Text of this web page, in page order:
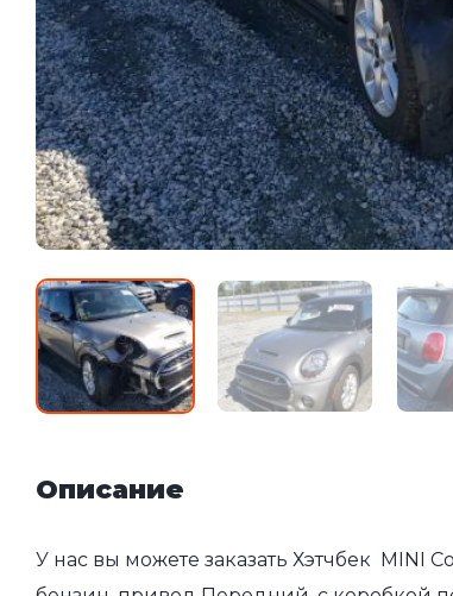
Описание
У нас вы можете заказать Хэтчбек MINI